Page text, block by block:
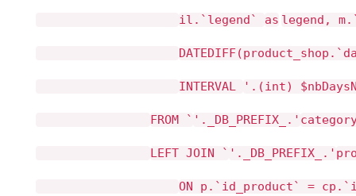
il.`legend` as legend,
INTERVAL '.(int)
FROM ` '._DB_PREFIX_.'
LEFT JOIN ` '._DB_PREFIX_.'
ON p.`id_product` =